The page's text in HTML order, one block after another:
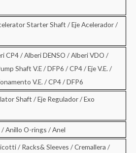
Starter Shaft / Eje Acelerador /
CP4 / Alberi DENSO / Alberi VDO /
Shaft V.E / DFP6 / CP4 / Eje V.E. /
V.E. / CP4 / DFP6
Shaft / Eje Regulador / Exo
Anillo O-rings / Anel
/ Racks& Sleeves / Cremallera /